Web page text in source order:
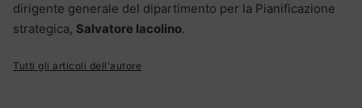
dirigente generale del dipartimento per la Pianificazione
strategica, Salvatore Iacolino.
Tutti gli articoli dell'autore